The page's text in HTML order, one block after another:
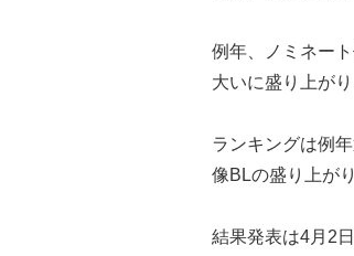
例年、ノミネー
大いに盛り上が
ランキングは例
像BLの盛り上が
結果発表は4月2